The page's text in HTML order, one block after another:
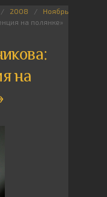
2008
Ноябрь
на полянке»
на